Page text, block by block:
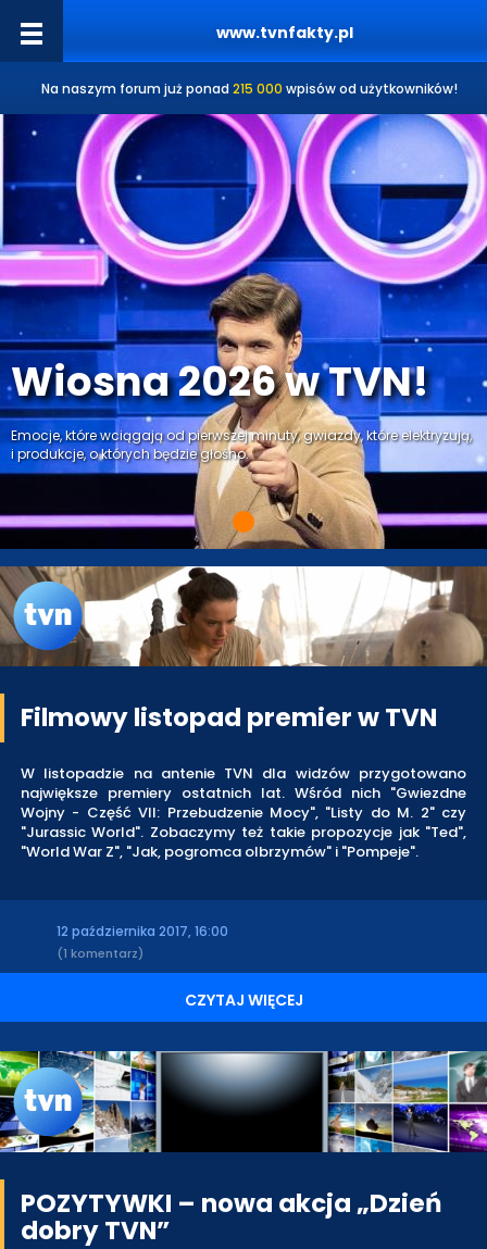
www.tvnfakty.pl
Na naszym forum już ponad 215 000 wpisów od użytkowników!
Wiosna 2026 w TVN!
Emocje, które wciągają od pierwszej minuty, gwiazdy, które elektryzują,
i produkcje, o których będzie głośno.
Filmowy listopad premier w TVN
W listopadzie na antenie TVN dla widzów przygotowano
największe premiery ostatnich lat. Wśród nich "Gwiezdne
Wojny - Część VII: Przebudzenie Mocy", "Listy do M. 2" czy
"Jurassic World". Zobaczymy też takie propozycje jak "Ted",
"World War Z", "Jak, pogromca olbrzymów" i "Pompeje".
12 października 2017, 16:00
(1 komentarz)
CZYTAJ WIĘCEJ
POZYTYWKI – nowa akcja „Dzień
dobry TVN”